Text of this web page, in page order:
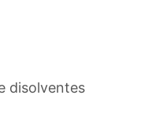
disolventes